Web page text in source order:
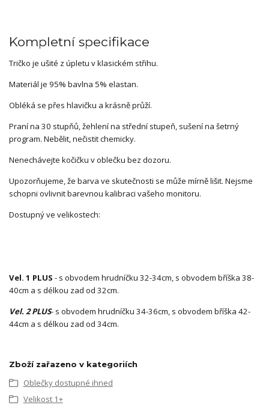
Kompletní specifikace
Tričko je ušité z úpletu v klasickém střihu.
Materiál je 95% bavlna 5% elastan.
Obléká se přes hlavičku a krásně průží.
Praní na 30 stupňů, žehlení na střední stupeň, sušení na šetrný
program. Nebělit, nečistit chemicky.
Nenechávejte kočičku v oblečku bez dozoru.
Upozorňujeme, že barva ve skutečnosti se může mírně lišit. Nejsme
schopni ovlivnit barevnou kalibraci vašeho monitoru.
Dostupný ve velikostech:
Vel. 1 PLUS - s obvodem hrudníčku 32-34cm, s obvodem bříška 38-
40cm a s délkou zad od 32cm.
Vel. 2 PLUS- s obvodem hrudníčku 34-36cm, s obvodem bříška 42-
44cm a s délkou zad od 34cm.
Zboží zařazeno v kategoriích
Oblečky dostupné ihned
Velikost 1+